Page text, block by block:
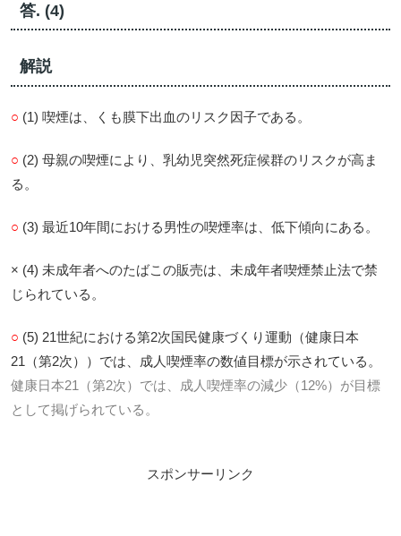
答. (4)
解説
○ (1) 喫煙は、くも膜下出血のリスク因子である。
○ (2) 母親の喫煙により、乳幼児突然死症候群のリスクが高ま
る。
○ (3) 最近10年間における男性の喫煙率は、低下傾向にある。
× (4) 未成年者へのたばこの販売は、未成年者喫煙禁止法で禁
じられている。
○ (5) 21世紀における第2次国民健康づくり運動（健康日本
21（第2次））では、成人喫煙率の数値目標が示されている。
健康日本21（第2次）では、成人喫煙率の減少（12%）が目標
として掲げられている。
スポンサーリンク